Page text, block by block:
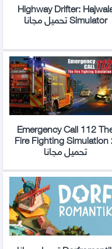
Highway Drifter:
Simulator تحميل مجانا
Emergency Call 112
Fire Fighting Simulation
تحميل مجانا